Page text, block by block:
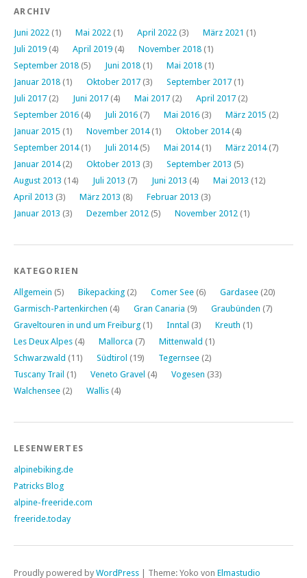
ARCHIV
Juni 2022 (1) Mai 2022 (1) April 2022 (3) März 2021 (1)
Juli 2019 (4) April 2019 (4) November 2018 (1)
September 2018 (5) Juni 2018 (1) Mai 2018 (1)
Januar 2018 (1) Oktober 2017 (3) September 2017 (1)
Juli 2017 (2) Juni 2017 (4) Mai 2017 (2) April 2017 (2)
September 2016 (4) Juli 2016 (7) Mai 2016 (3) März 2015 (2)
Januar 2015 (1) November 2014(1) Oktober 2014(4)
September 2014(1) Juli 2014(5) Mai 2014(1) März 2014(7)
Januar 2014(2) Oktober 2013 (3) September 2013 (5)
August 2013 (14) Juli 2013 (7) Juni 2013 (4) Mai 2013 (12)
April 2013 (3) März 2013 (8) Februar 2013 (3)
Januar 2013 (3) Dezember 2012 (5) November 2012 (1)
KATEGORIEN
Allgemein (5) Bikepacking (2) Comer See (6) Gardasee (20)
Garmisch-Partenkirchen (4) Gran Canaria (9) Graubünden (7)
Graveltouren in und um Freiburg (1) Inntal (3) Kreuth (1)
Les Deux Alpes (4) Mallorca (7) Mittenwald (1)
Schwarzwald (11) Südtirol (19) Tegernsee (2)
Tuscany Trail (1) Veneto Gravel (4) Vogesen (33)
Walchensee (2) Wallis (4)
LESENWERTES
alpinebiking.de
Patricks Blog
alpine-freeride.com
freeride.today
Proudly powered by WordPress Theme: Yoko von Elmastudio